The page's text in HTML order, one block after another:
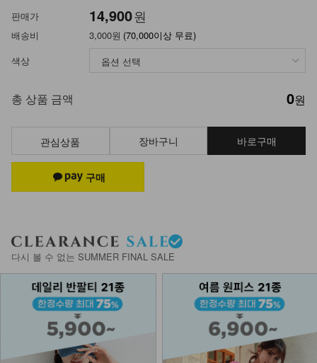
판매가 14,900원
배송비 3,000원 (70,000이상 무료)
색상
총 상품 금액 0원
관심상품 장바구니 바로구매
다시 볼 수 없는 SUMMER FINAL SALE